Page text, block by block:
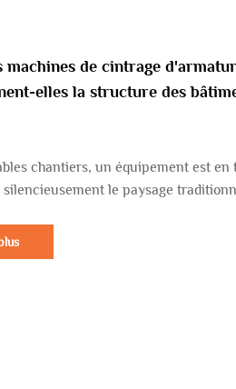
machines de cintrage
elles la structure des
chantiers, un équipement est en
le paysage
Ces deux machines apparemment
réalité essentielles à la